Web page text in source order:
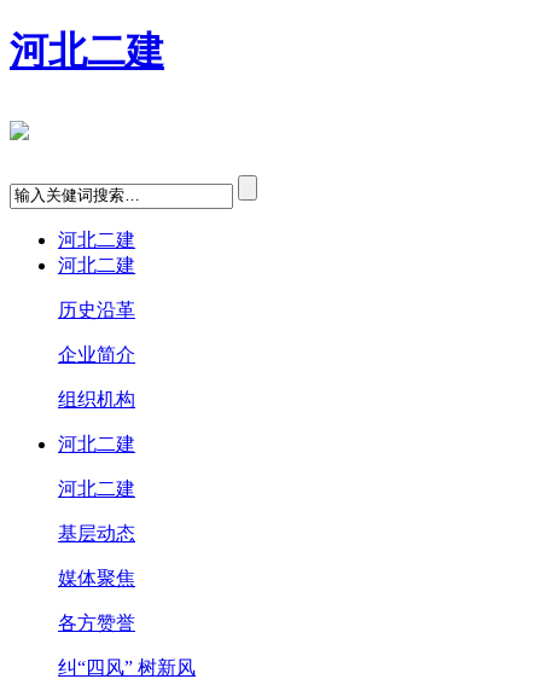
河北二建
河北二建
河北二建
历史沿革
企业简介
组织机构
河北二建
河北二建
基层动态
媒体聚焦
各方赞誉
纠“四风” 树新风